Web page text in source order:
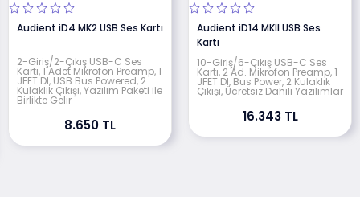
Audient iD4 MK2 USB Ses Kartı
2-Giriş/2-Çıkış USB-C Ses
Kartı, 1 Adet Mikrofon Preamp, 1
JFET DI, USB Bus Powered, 2
Kulaklık Çıkışı, Yazılım Paketi ile
Birlikte Gelir
8.650 TL
Audient iD14 MKll USB Ses
Kartı
10-Giriş/6-Çıkış USB-C Ses
Kartı, 2 Ad. Mikrofon Preamp, 1
JFET DI, Bus Power, 2 Kulaklık
Çıkışı, Ücretsiz Dahili Yazılımlar
16.343 TL